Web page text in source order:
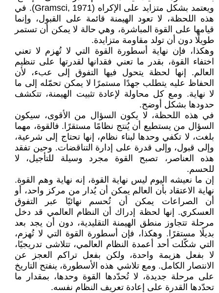
ويعتمد بشكل متزايد على الإكراه (Gramsci, 1971). في
هذه اللحظة، لا تعود الهيمنة قائمة على القبول، وإنما
قيامها على القوة المباشرة، وهي حالة لا يمكن أن تستمر
طويلًا دون أن تولد مقاومة متزايدة.
وهكذا، فإن نهاية أسطورة القوة التي لا تُهزم لا تعني
اختفاء القوة، بقدر ما تعني فقدانها لقدرتها على تنظيم
العالم. إنها لحظة يتحول فيها التفوق إلى عبء، لأن
الحفاظ عليه يتطلب جهدًا مستمرًا لا يمكن تحمّله إلى ما
لا نهاية. ومع كل محاولة لإعادة تثبيت الهيمنة، تتكشف
حدودها بشكل أوضح.
في هذه اللحظة، لا يكون السؤال من الأقوى، سيكون
السؤال من يستطيع أن يُنتج نظامًا مستقرًا. فالقوة، مهما
بلغت، لا تكفي وحدها لبناء نظام، إنها تحتاج إلى شرعية،
وإلى قبول، وإلى قدرة على إدارة التناقضات. وحين تفقد
هذه العناصر، تصبح القوة مجرد وسيلة للتأجيل، لا
للحسم.
إن ما نعيشه اليوم ليس نهاية القوة، إنه نهاية وهم القوة.
نهاية الاعتقاد بأن العالم يمكن أن يُدار من مركز واحد، أو
أن الصراعات يمكن أن تُحسم نهائيًا عبر التفوق
العسكري. إنها لحظة إدراك أن النظام العالمي قد دخل
مرحلة تتجاوز منطق الهيمنة التقليدية، دون أن يجد بعد
بديلًا مستقرًا. وهكذا، فإن أسطورة القوة التي لا تُهزم،
التي شكّلت أحد أعمدة النظام العالمي، تتلاشى تدريجيًا،
لا بفعل هزيمة واحدة، ولكن بفعل تراكم العجز عن
الانتصار الكامل. ومع تلاشي هذه الأسطورة، ينفتح التاريخ
على مرحلة جديدة، لا تُحدّدها القوة وحدها، بمقدار ما
تحدّدها القدرة على إعادة تعريف النظام نفسه.